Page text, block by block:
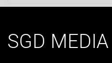
Portada »Archivo de SGD
SGD